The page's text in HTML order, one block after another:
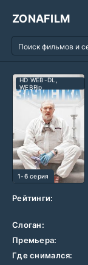
ZONAFILM
HD WEB-DL,
WEBRip
1-6 серия
1
2 3 4 5 6
Рейтинги:
Слоган:
Премьера:
Где снимался: